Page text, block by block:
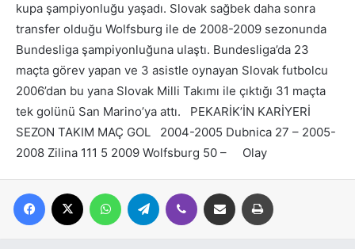
kupa şampiyonluğu yaşadı. Slovak sağbek daha sonra
transfer olduğu Wolfsburg ile de 2008-2009 sezonunda
Bundesliga şampiyonluğuna ulaştı. Bundesliga’da 23
maçta görev yapan ve 3 asistle oynayan Slovak futbolcu
2006’dan bu yana Slovak Milli Takımı ile çıktığı 31 maçta
tek golünü San Marino’ya attı. PEKARİK’İN KARİYERİ
SEZON TAKIM MAÇ GOL 2004-2005 Dubnica 27 – 2005-
2008 Zilina 111 5 2009 Wolfsburg 50 – Olay
Facebook WhatsAppTelegram Viber E-posta ile paylaş